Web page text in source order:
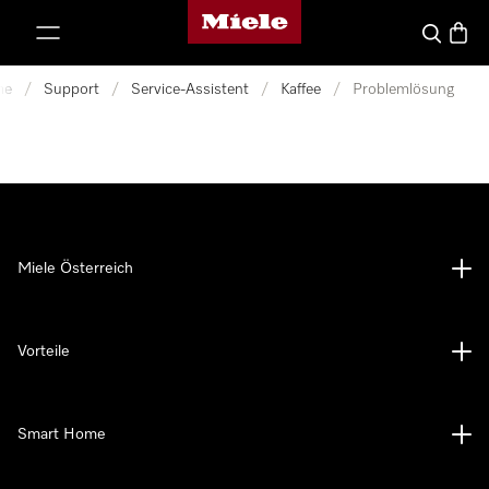
Miele-Homepage
Suche
/ Support / Service-Assistent / Kaffee / Problemlösung
Miele Österreich
Vorteile
Smart Home